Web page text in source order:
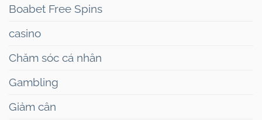
Boabet Free Spins
casino
Chăm sóc cá nhân
Gambling
Giảm cân